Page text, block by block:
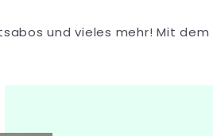
und vieles mehr! Mit